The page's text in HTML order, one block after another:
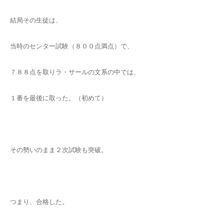
結局その生徒は、
当時のセンター試験（８００点満点）で、
７８８点を取りラ・サールの文系の中では、
１番を最後に取った。（初めて）
その勢いのまま２次試験も突破。
つまり、合格した。